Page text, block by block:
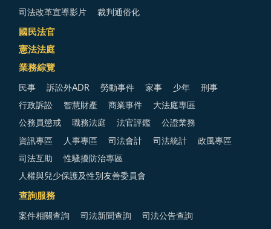
司法改革宣導影片 裁判通俗化
國民法官
憲法法庭
業務綜覽
民事 訴訟外ADR 勞動事件 家事 少年 刑事
行政訴訟 智慧財產 商業事件 大法庭專區
公務員懲戒 職務法庭 法官評鑑 公證業務
資訊專區 人事專區 司法會計 司法統計 政風專區
司法互助 性騷擾防治專區
人權與兒少保護及性別友善委員會
查詢服務
案件相關查詢 司法新聞查詢 司法公告查詢